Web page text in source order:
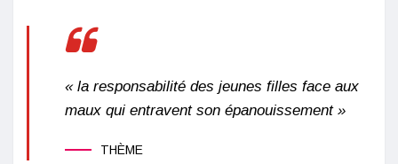
« la responsabilité des jeunes filles face aux
maux qui entravent son épanouissement »
THÈME